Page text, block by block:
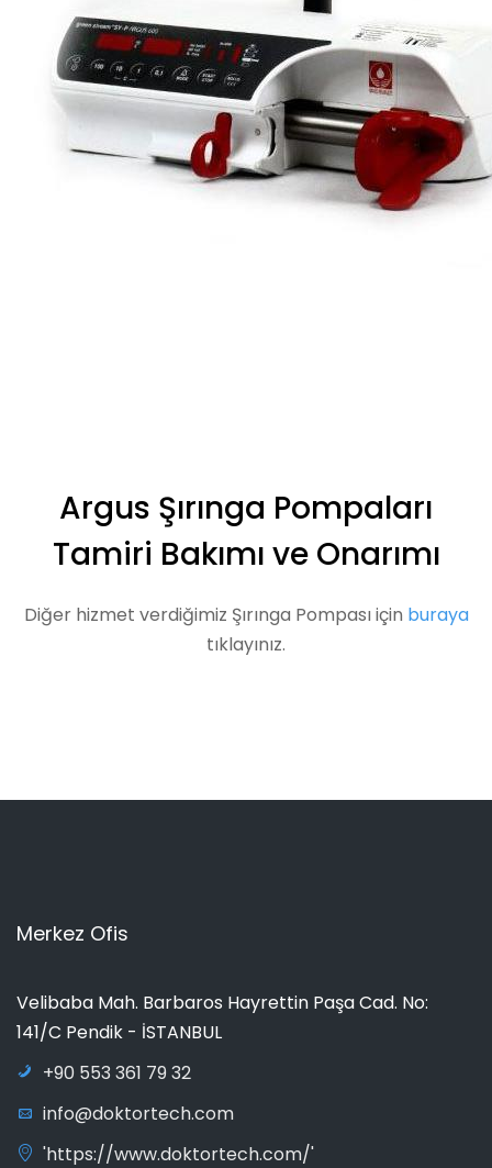
Argus Şırınga Pompaları
Tamiri Bakımı ve Onarımı
Diğer hizmet verdiğimiz Şırınga Pompası için buraya
tıklayınız.
Merkez Ofis
Velibaba Mah. Barbaros Hayrettin Paşa Cad. No:
141/C Pendik - İSTANBUL
+90 553 361 79 32
info@doktortech.com
'https://www.doktortech.com/'